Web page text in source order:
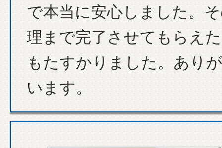
で本当に安心しました。
理まで完了させてもらえ
もたすかりました。あり
います。